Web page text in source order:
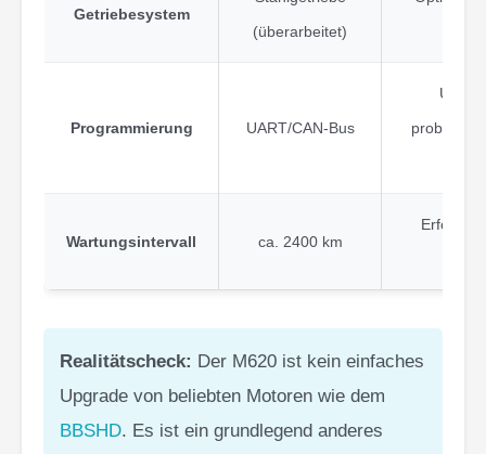
Getriebesystem
(überarbeitet)
Programmierung UART/CAN-Bus
UART
Wartungsintervall ca. 2400 km
Realitätscheck: Der M620 ist kein einfaches
Upgrade von beliebten Motoren wie dem
BBSHD. Es ist ein grundlegend anderes